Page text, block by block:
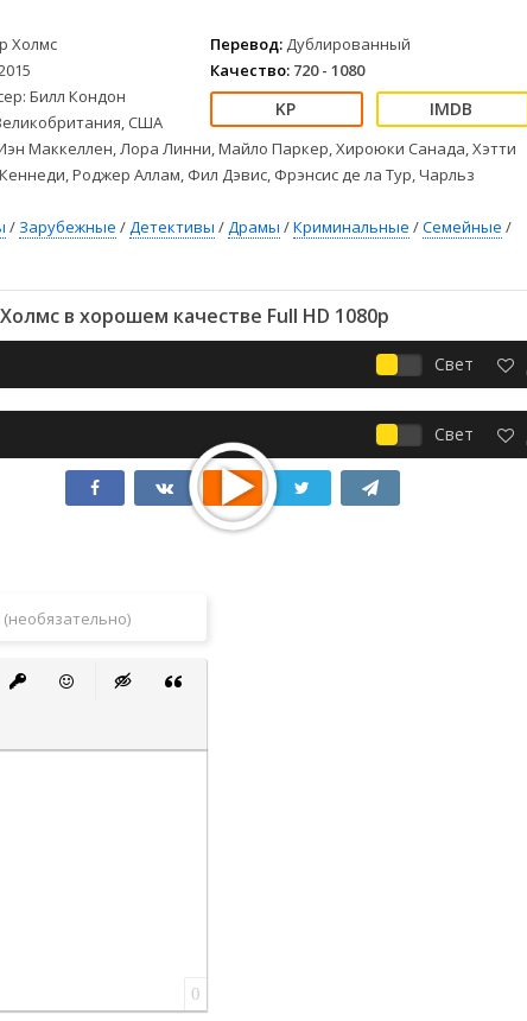
Зарубежные
Фильмы из соцетей
Холмс
Билл Кондон
США
Перевод: Дублированный
Качество: 720 - 1080
Маккеллен, Лора Линни, Майло Паркер, Хироюки Санада, Хэтти
Роджер Аллам, Фил Дэвис, Фрэнсис де ла Тур, Чарльз
/ Зарубежные /Детективы /Драмы /Криминальные /Семейные /
в хорошем качестве Full HD 1080p
Свет
Свет
0